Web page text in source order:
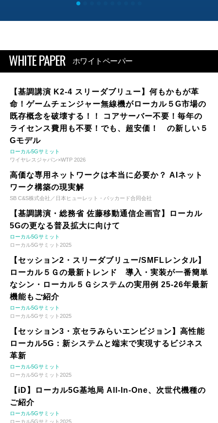
WHITE PAPER ホワイトペーパー
【基調講演 K2-4 スリーダブリュー】何もかもが革
命！ゲームチェンジャー無線機がローカル５G市場の
既存概念を破壊する！！ コアサーバー不要！毎年の
ライセンス費用も不要！でも、超安価！ の新しい５
Gモデル
ローカル5Gサミット
ワイヤレスジャパン×WTP 2026
高価な専用ネットワークは本当に必要か？ AIネット
ワーク構築の現実解
SB C&S株式会社／日本ヒューレット・パッカード合同会社
【基調講演・総務省 佐藤移動通信企画官】ローカル
5Gの更なる普及拡大に向けて
ローカル5Gサミット
ローカル5Gサミット2025
【セッション2・スリーダブリュー/SMFLレンタル】
ローカル５Ｇの最新トレンド 導入・実装が一番簡単
なシン・ローカル５Ｇシステムの実用例 25-26年最新
機能もご紹介
ローカル5Gサミット
ローカル5Gサミット2025
【セッション3・京セラみらいエンビジョン】高性能
ローカル5G：新システムと端末で実現するビジネス
革新
ローカル5Gサミット
ローカル5Gサミット2025
【iD】ローカル5G基地局 All-In-One、次世代機種の
ご紹介
ローカル5Gサミット
ローカル5Gサミット2025